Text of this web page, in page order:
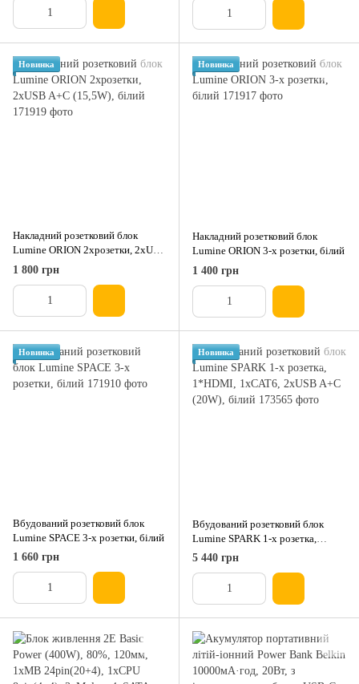
Новинка
Накладний розетковий блок
Lumine ORION 2xрозетки, 2xUSB
A+C (15,5W), білий
1 800 грн
Новинка
Накладний розетковий блок
Lumine ORION 3-x розетки, білий
1 400 грн
Новинка
Вбудований розетковий блок
Lumine SPACE 3-x розетки, білий
1 660 грн
Новинка
Вбудований розетковий блок
Lumine SPARK 1-x розетка,
1*HDMI, 1xCAT6, 2xUSB A+C
(20W), білий
5 440 грн